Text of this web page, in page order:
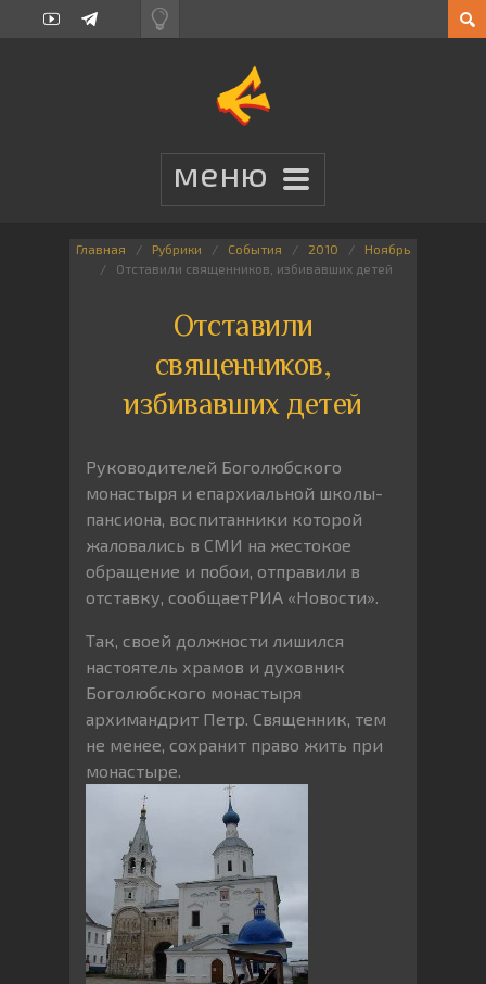
Главная Рубрики События 2010
Ноябрь
Отставили священников, избивавших детей
Отставили
священников,
избивавших детей
Руководителей Боголюбского
монастыря и епархиальной школы-
пансиона, воспитанники которой
жаловались в СМИ на жестокое
обращение и побои, отправили в
отставку, сообщаетРИА «Новости».
Так, своей должности лишился
настоятель храмов и духовник
Боголюбского монастыря
архимандрит Петр. Священник, тем
не менее, сохранит право жить при
монастыре.